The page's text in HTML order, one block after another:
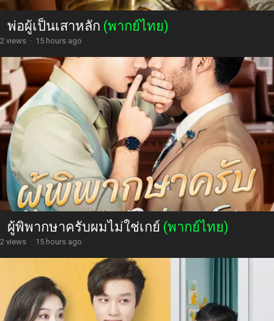
พ่อผู้เป็นเสาหลัก (พากย์ไทย)
2 views · 15 hours ago
ผู้พิพากษาครับผมไม่ใช่เกย์ (พากย์ไทย)
2 views · 15 hours ago